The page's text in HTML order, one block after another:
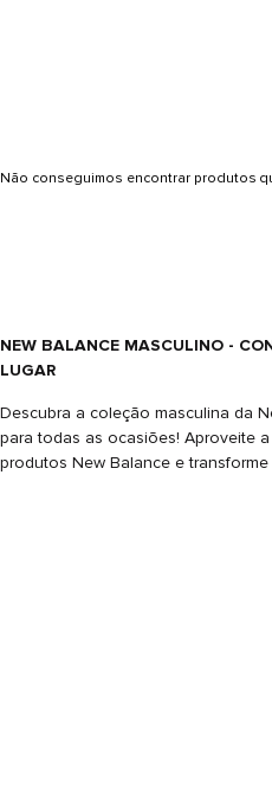
Não conseguimos encontrar produtos
NEW BALANCE MASCULINO -
LUGAR
Descubra a coleção masculina da
para todas as ocasiões! Aproveite
produtos New Balance e